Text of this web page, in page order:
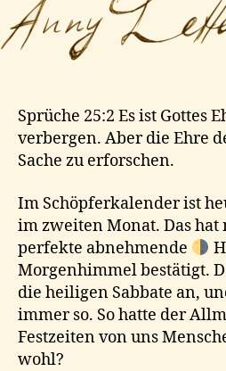
Sprüche 25:2 Es ist Gottes
verbergen. Aber die Ehre
Sache zu erforschen.
Im Schöpferkalender ist
im zweiten Monat. Das hat
perfekte abnehmende
Morgenhimmel bestätigt.
die heiligen Sabbate an,
immer so. So hatte der
Festzeiten von uns
wohl?